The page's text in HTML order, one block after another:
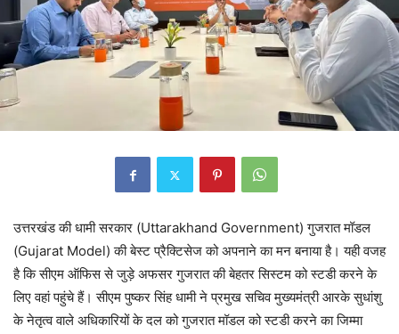
उत्तरखंड की धामी सरकार (Uttarakhand Government) गुजरात मॉडल
(Gujarat Model) की बेस्ट प्रैक्टिसेज को अपनाने का मन बनाया है। यही वजह
है कि सीएम ऑफिस से जुड़े अफसर गुजरात की बेहतर सिस्टम को स्टडी करने के
लिए वहां पहुंचे हैं। सीएम पुष्कर सिंह धामी ने प्रमुख सचिव मुख्यमंत्री आरके सुधांशु
के नेतृत्व वाले अधिकारियों के दल को गुजरात मॉडल को स्टडी करने का जिम्मा